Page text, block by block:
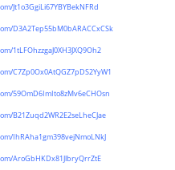
Jt1o3GgiLi67YBYBekNFRd
D3A2Tep55bM0bARACCxCSk
1tLFOhzzgaJ0XH3JXQ9Oh2
C7Zp0Ox0AtQGZ7pDS2YyW1
59OmD6ImIto8zMv6eCHOsn
B21Zuqd2WR2E2seLheCJae
IhRAha1gm398vejNmoLNkJ
AroGbHKDx81JlbryQrrZtE